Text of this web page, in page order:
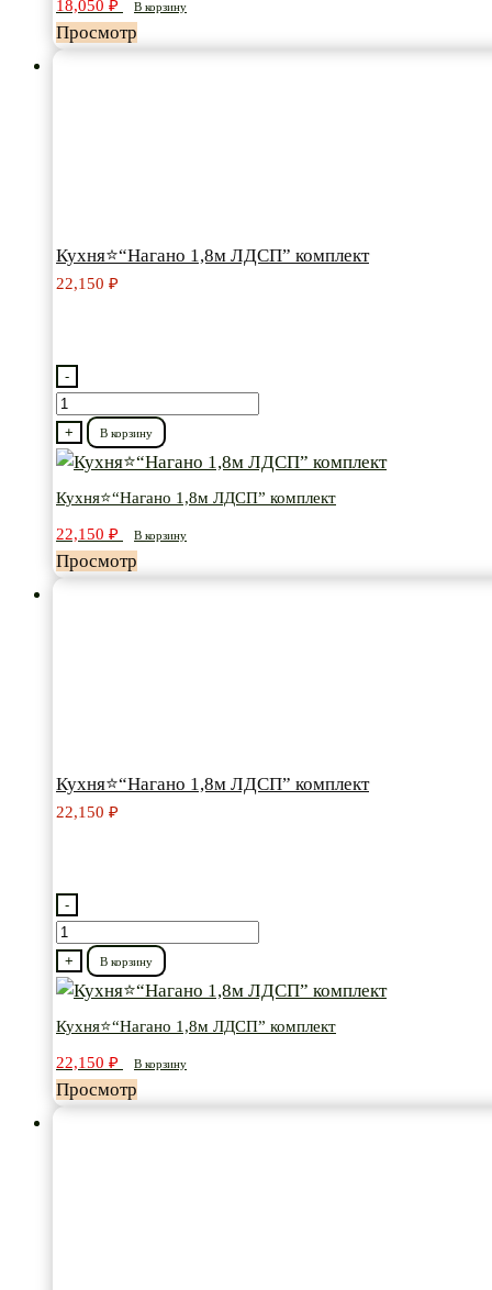
комплект
18,050 ₽ В корзину
Просмотр
Кухня⭐“Нагано 1,8м ЛДСП” комплект
22,150 ₽
-
Количество
товара
Кухня⭐“Нагано
ЛДСП”
комплект
+ В корзину
Кухня⭐“Нагано 1,8м ЛДСП” комплект
22,150 ₽ В корзину
Просмотр
Кухня⭐“Нагано 1,8м ЛДСП” комплект
22,150 ₽
-
Количество
товара
Кухня⭐“Нагано
ЛДСП”
комплект
+ В корзину
Кухня⭐“Нагано 1,8м ЛДСП” комплект
22,150 ₽ В корзину
Просмотр